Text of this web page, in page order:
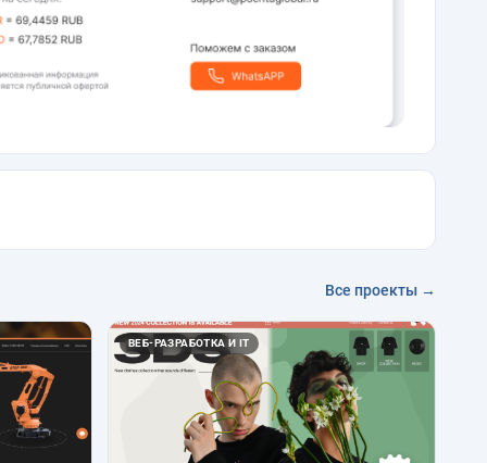
Все проекты →
ВЕБ-РАЗРАБОТКА И IT